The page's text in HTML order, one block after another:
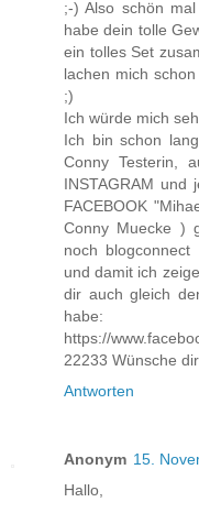
;-) Also schön
habe dein tolle
ein tolles Set
lachen mich
;)
Ich würde mich
Ich bin schon
Conny Testerin,
INSTAGRAM und
FACEBOOK
Conny Muecke )
noch
und damit ich
dir auch gleich
https://
22233 Wünsche
Antworten
Anonym 15.
Hallo,